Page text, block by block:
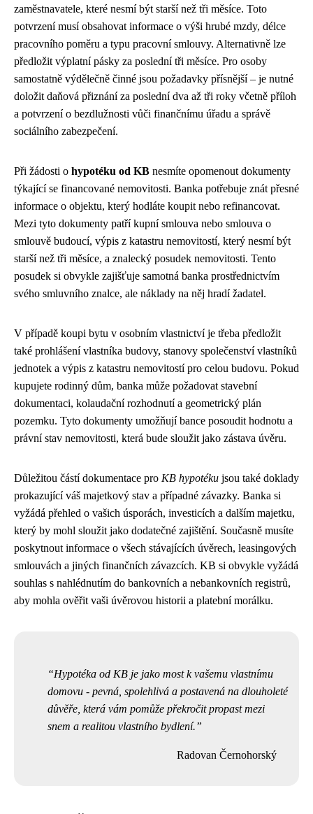
zaměstnavatele, které nesmí být starší než tři měsíce. Toto
potvrzení musí obsahovat informace o výši hrubé mzdy, délce
pracovního poměru a typu pracovní smlouvy. Alternativně lze
předložit výplatní pásky za poslední tři měsíce. Pro osoby
samostatně výdělečně činné jsou požadavky přísnější – je nutné
doložit daňová přiznání za poslední dva až tři roky včetně příloh
a potvrzení o bezdlužnosti vůči finančnímu úřadu a správě
sociálního zabezpečení.
Při žádosti o hypotéku od KB nesmíte opomenout dokumenty
týkající se financované nemovitosti. Banka potřebuje znát přesné
informace o objektu, který hodláte koupit nebo refinancovat.
Mezi tyto dokumenty patří kupní smlouva nebo smlouva o
smlouvě budoucí, výpis z katastru nemovitostí, který nesmí být
starší než tři měsíce, a znalecký posudek nemovitosti. Tento
posudek si obvykle zajišťuje samotná banka prostřednictvím
svého smluvního znalce, ale náklady na něj hradí žadatel.
V případě koupi bytu v osobním vlastnictví je třeba předložit
také prohlášení vlastníka budovy, stanovy společenství vlastníků
jednotek a výpis z katastru nemovitostí pro celou budovu. Pokud
kupujete rodinný dům, banka může požadovat stavební
dokumentaci, kolaudační rozhodnutí a geometrický plán
pozemku. Tyto dokumenty umožňují bance posoudit hodnotu a
právní stav nemovitosti, která bude sloužit jako zástava úvěru.
Důležitou částí dokumentace pro KB hypotéku jsou také doklady
prokazující váš majetkový stav a případné závazky. Banka si
vyžádá přehled o vašich úsporách, investicích a dalším majetku,
který by mohl sloužit jako dodatečné zajištění. Současně musíte
poskytnout informace o všech stávajících úvěrech, leasingových
smlouvách a jiných finančních závazcích. KB si obvykle vyžádá
souhlas s nahlédnutím do bankovních a nebankovních registrů,
aby mohla ověřit vaši úvěrovou historii a platební morálku.
Hypotéka od KB je jako most k vašemu vlastnímu
domovu - pevná, spolehlivá a postavená na dlouholeté
důvěře, která vám pomůže překročit propast mezi
snem a realitou vlastního bydlení.
Radovan Černohorský